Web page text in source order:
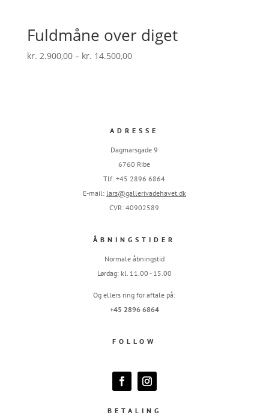
Fuldmåne over diget
kr. 2.900,00 – kr. 14.500,00Prisinterval:
ADRESSE
Dagmarsgade 9
6760 Ribe
Tlf: +45 2896 6864
E-mail: lars@gallerivadehavet.dk
CVR: 40902589
ÅBNINGSTIDER
Normale åbningstid
Lørdag: kl. 11.00 - 15.00
Og ellers ring for aftale på:
+45 2896 6864
FOLLOW
BETALING